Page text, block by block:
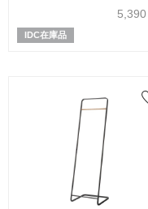
5,390
IDC在庫品